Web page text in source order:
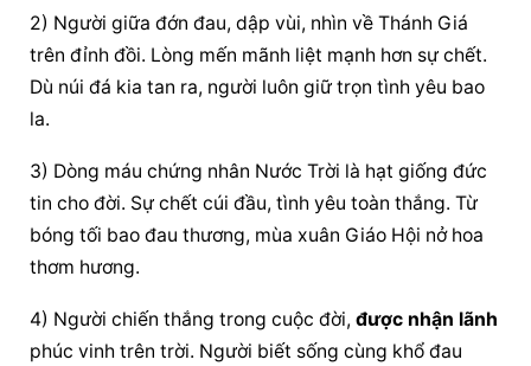
2) Người giữa đớn đau, dập vùi, nhìn về Thánh Giá
trên đỉnh đồi. Lòng mến mãnh liệt mạnh hơn sự chết.
Dù núi đá kia tan ra, người luôn giữ trọn tình yêu bao
la.
3) Dòng máu chứng nhân Nước Trời là hạt giống đức
tin cho đời. Sự chết cúi đầu, tình yêu toàn thắng. Từ
bóng tối bao đau thương, mùa xuân Giáo Hội nở hoa
thơm hương.
4) Người chiến thắng trong cuộc đời, được nhận lãnh
phúc vinh trên trời. Người biết sống cùng khổ đau